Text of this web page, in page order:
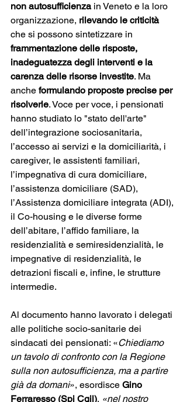
non autosufficienza in Veneto e la loro
organizzazione, rilevando le criticità
che si possono sintetizzare in
frammentazione delle risposte,
inadeguatezza degli interventi e la
carenza delle risorse investite. Ma
anche formulando proposte precise per
risolverle. Voce per voce, i pensionati
hanno studiato lo "stato dell'arte"
dell’integrazione sociosanitaria,
l’accesso ai servizi e la domiciliarità, i
caregiver, le assistenti familiari,
l’impegnativa di cura domiciliare,
l’assistenza domiciliare (SAD),
l’Assistenza domiciliare integrata (ADI),
il Co-housing e le diverse forme
dell’abitare, l’affido familiare, la
residenzialità e semiresidenzialità, le
impegnative di residenzialità, le
detrazioni fiscali e, infine, le strutture
intermedie.
Al documento hanno lavorato i delegati
alle politiche socio-sanitarie dei
sindacati dei pensionati: «Chiediamo
un tavolo di confronto con la Regione
sulla non autosufficienza, ma a partire
già da domani», esordisce Gino
Ferraresso (Spi Cgil), «nel nostro